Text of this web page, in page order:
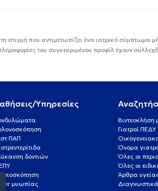
που αντιμετωπίζει ένα ιατρικό σύμπτωμα
του συγκεκριμένου προφίλ έχουν
Υπηρεσίες
ΠΑΠ
δοντιών
μυωπίας
Βιντεοκλήση
Γιατροί
Όνομα
Όλες οι
Όλες οι
Άρθρα